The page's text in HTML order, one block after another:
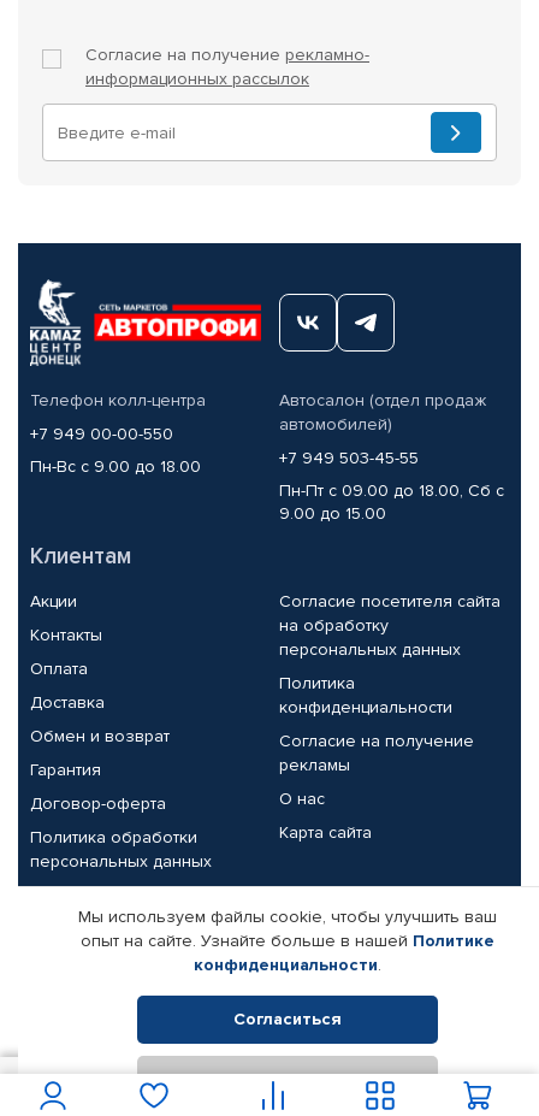
Согласие на получение рекламно-
информационных рассылок
Телефон колл-центра
+7 949 00-00-550
Пн-Вс с 9.00 до 18.00
Автосалон (отдел продаж
автомобилей)
+7 949 503-45-55
Пн-Пт с 09.00 до 18.00, Сб с
9.00 до 15.00
Клиентам
Акции
Контакты
Оплата
Доставка
Обмен и возврат
Гарантия
Договор-оферта
Политика обработки
персональных данных
Согласие посетителя сайта
на обработку
персональных данных
Политика
конфиденциальности
Согласие на получение
рекламы
О нас
Карта сайта
Партнерам
Корпоративным клиентам
Поставщикам
Реквизиты компании
© КАМАЗ ЦЕНТР ДОНЕЦК, 2015-2026. Все права защищены.
Интернет-магазин автомобильных товаров Автопрофи.
Мы используем файлы cookie, чтобы улучшить ваш
опыт на сайте. Узнайте больше в нашей Политике
конфиденциальности.
Согласиться
Отклонить
В корзину